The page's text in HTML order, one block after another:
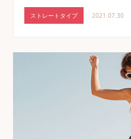
ストレートタイプ 2021.07.30